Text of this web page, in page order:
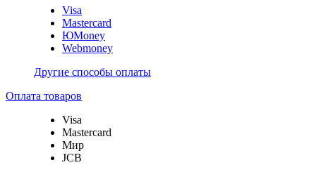
Visa
Mastercard
ЮMoney
Webmoney
Другие способы оплаты
Оплата товаров
Visa
Mastercard
Мир
JCB